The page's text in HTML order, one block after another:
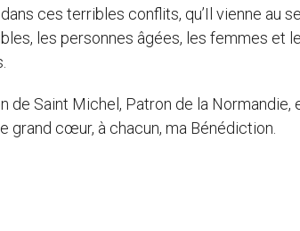
ces terribles conflits, qu’Il vienne au
les personnes âgées, les femmes et
Saint Michel, Patron de la Normandie,
grand cœur, à chacun, ma Bénédiction.